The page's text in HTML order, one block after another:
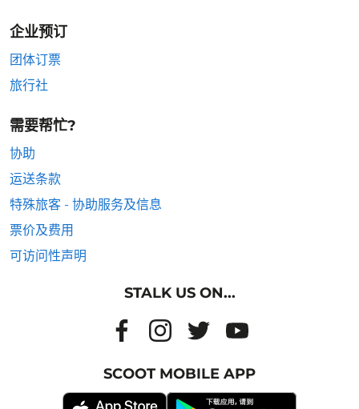
企业预订
团体订票
旅行社
需要帮忙?
协助
运送条款
特殊旅客 - 协助服务及信息
票价及费用
可访问性声明
STALK US ON...
SCOOT MOBILE APP